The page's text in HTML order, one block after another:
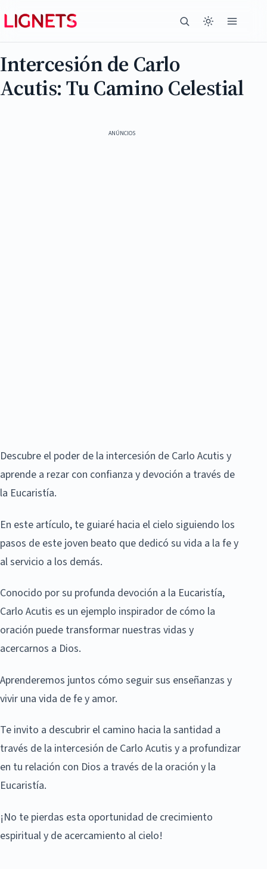
Intercesión de Carlo
Acutis: Tu Camino Celestial
ANÚNCIOS
Descubre el poder de la intercesión de Carlo Acutis y
aprende a rezar con confianza y devoción a través de
la Eucaristía.
En este artículo, te guiaré hacia el cielo siguiendo los
pasos de este joven beato que dedicó su vida a la fe y
al servicio a los demás.
Conocido por su profunda devoción a la Eucaristía,
Carlo Acutis es un ejemplo inspirador de cómo la
oración puede transformar nuestras vidas y
acercarnos a Dios.
Aprenderemos juntos cómo seguir sus enseñanzas y
vivir una vida de fe y amor.
Te invito a descubrir el camino hacia la santidad a
través de la intercesión de Carlo Acutis y a profundizar
en tu relación con Dios a través de la oración y la
Eucaristía.
¡No te pierdas esta oportunidad de crecimiento
espiritual y de acercamiento al cielo!